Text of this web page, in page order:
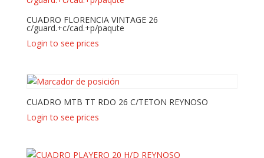
CUADRO FLORENCIA VINTAGE 26
c/guard.+c/cad.+p/paqute
Login to see prices
CUADRO MTB TT RDO 26 C/TETON REYNOSO
Login to see prices